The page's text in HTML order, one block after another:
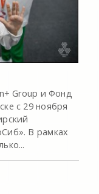
Group и Фонд
с 29 ноября
В рамках